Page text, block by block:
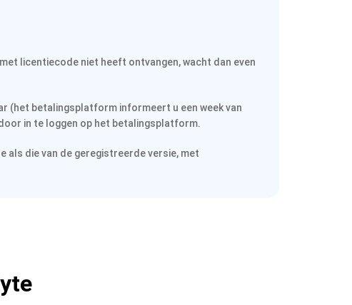
licentiecode niet heeft ontvangen, wacht dan even
(het betalingsplatform informeert u een week van
in te loggen op het betalingsplatform.
als die van de geregistreerde versie, met